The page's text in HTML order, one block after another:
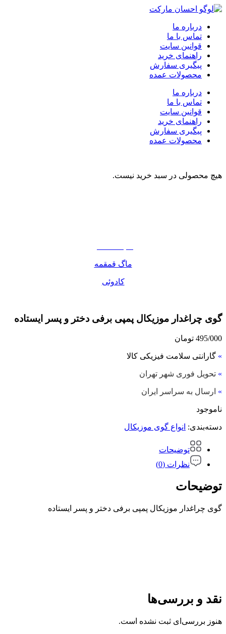
درباره ما
تماس با ما
قوانین سایت
راهنمای خرید
پیگیری سفارش
محصولات عمده
درباره ما
تماس با ما
قوانین سایت
راهنمای خرید
پیگیری سفارش
محصولات عمده
هیچ محصولی در سبد خرید نیست.
ماگ قمقمه
کادوئی
گوی چراغدار موزیکال پمپی برفی دختر و پسر ایستاده
495/000 تومان
» گارانتی سلامت فیزیکی کالا
» تحویل فوری شهر تهران
» ارسال به سراسر ایران
ناموجود
دسته‌بندی: انواع گوی موزیکال
توضیحات
نظرات (0)
توضیحات
گوی چراغدار موزیکال پمپی برفی دختر و پسر ایستاده
نقد و بررسی‌ها
هنوز بررسی‌ای ثبت نشده است.